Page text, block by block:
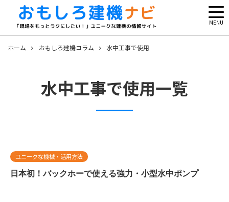
MENU
ホーム おもしろ建機コラム 水中工事で使用
水中工事で使用一覧
ユニークな機械・活用方法
日本初！バックホーで使える強力・小型水中ポンプ